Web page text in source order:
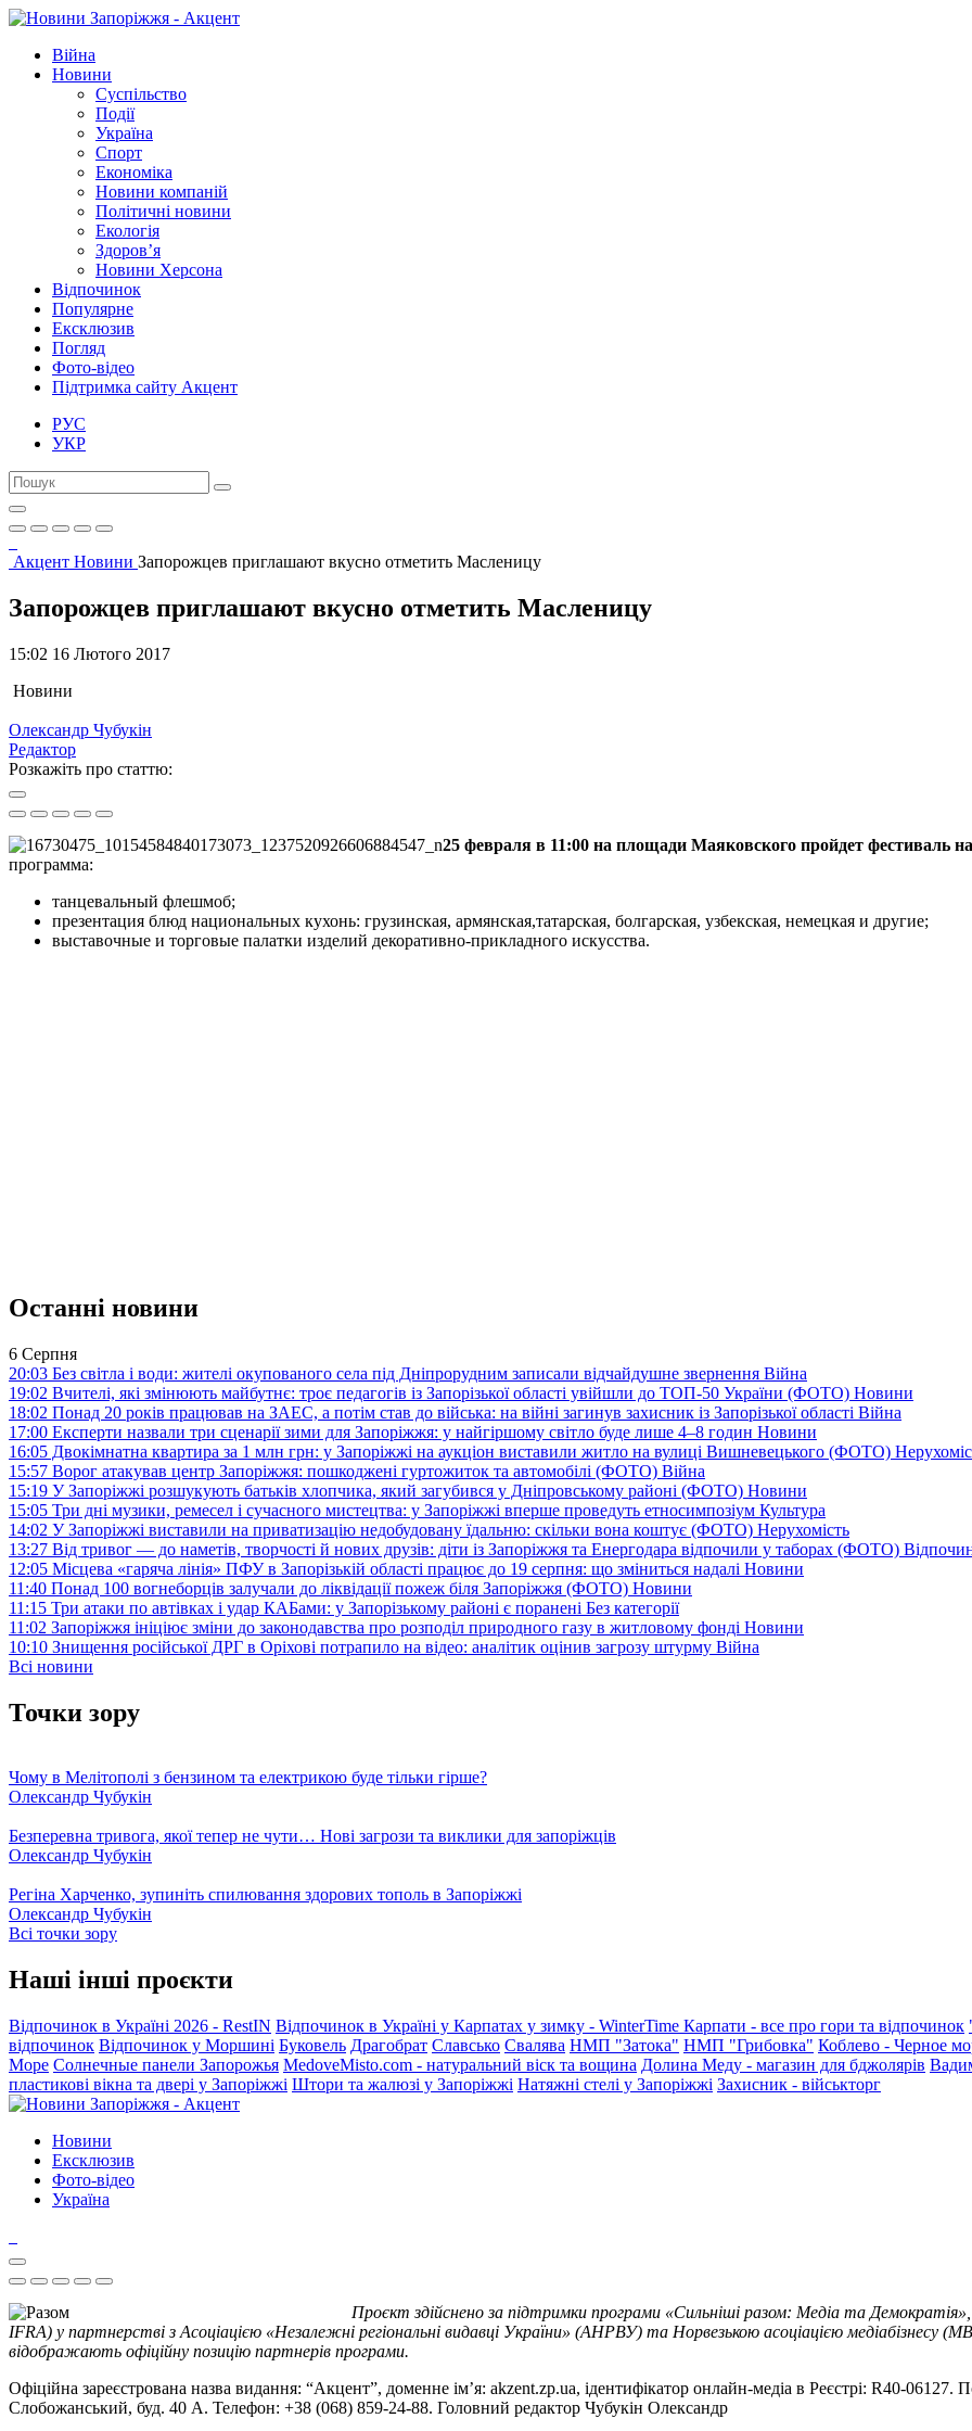
Війна
Новини
Суспільство
Події
Україна
Спорт
Економіка
Новини компаній
Політичні новини
Екологія
Здоров’я
Новини Херсона
Відпочинок
Популярне
Ексклюзив
Погляд
Фото-відео
Підтримка сайту Акцент
РУС
УКР
Акцент Новини Запорожцев приглашают вкусно отметить Масленицу
Запорожцев приглашают вкусно отметить Масленицу
15:02 16 Лютого 2017
Новини
Олександр Чубукін
Редактор
Розкажіть про статтю:
25 февраля в 11:00 на площади Маяковского пройдет фестиваль
программа:
танцевальный флешмоб;
презентация блюд национальных кухонь: грузинская, армянская,татарская, болгарская, узбекская, немецкая и другие;
выставочные и торговые палатки изделий декоративно-прикладного искусства.
Останні новини
6 Серпня
20:03 Без світла і води: жителі окупованого села під Дніпрорудним записали відчайдушне звернення Війна
19:02 Вчителі, які змінюють майбутнє: троє педагогів із Запорізької області увійшли до ТОП-50 України (ФОТО) Новини
18:02 Понад 20 років працював на ЗАЕС, а потім став до війська: на війні загинув захисник із Запорізької області Війна
17:00 Експерти назвали три сценарії зими для Запоріжжя: у найгіршому світло буде лише 4–8 годин Новини
16:05 Двокімнатна квартира за 1 млн грн: у Запоріжжі на аукціон виставили житло на вулиці Вишневецького (ФОТО)
15:57 Ворог атакував центр Запоріжжя: пошкоджені гуртожиток та автомобілі (ФОТО) Війна
15:19 У Запоріжжі розшукують батьків хлопчика, який загубився у Дніпровському районі (ФОТО) Новини
15:05 Три дні музики, ремесел і сучасного мистецтва: у Запоріжжі вперше проведуть етносимпозіум Культура
14:02 У Запоріжжі виставили на приватизацію недобудовану їдальню: скільки вона коштує (ФОТО) Нерухомість
13:27 Від тривог — до наметів, творчості й нових друзів: діти із Запоріжжя та Енергодара відпочили у таборах (ФОТО)
12:05 Місцева «гаряча лінія» ПФУ в Запорізькій області працює до 19 серпня: що зміниться надалі Новини
11:40 Понад 100 вогнеборців залучали до ліквідації пожеж біля Запоріжжя (ФОТО) Новини
11:15 Три атаки по автівках і удар КАБами: у Запорізькому районі є поранені Без категорії
11:02 Запоріжжя ініціює зміни до законодавства про розподіл природного газу в житловому фонді Новини
10:10 Знищення російської ДРГ в Оріхові потрапило на відео: аналітик оцінив загрозу штурму Війна
Всі новини
Точки зору
Чому в Мелітополі з бензином та електрикою буде тільки гірше?
Олександр Чубукін
Безперевна тривога, якої тепер не чути… Нові загрози та виклики для запоріжців
Олександр Чубукін
Регіна Харченко, зупиніть спилювання здорових тополь в Запоріжжі
Олександр Чубукін
Всі точки зору
Наші інші проєкти
Відпочинок в Україні 2026 - RestIN Відпочинок в Україні у Карпатах у зимку - WinterTime Карпати - все про гори та відпочинок
відпочинок Відпочинок у Моршині Буковель Драгобрат Славсько Свалява НМП "Затока" НМП "Грибовка" Коблево - Черное
Море Солнечные панели Запорожья MedoveMisto.com - натуральний віск та вощина Долина Меду - магазин для бджолярів
пластикові вікна та двері у Запоріжжі Штори та жалюзі у Запоріжжі Натяжні стелі у Запоріжжі Захисник - військторг
Новини
Ексклюзив
Фото-відео
Україна
Проєкт здійснено за підтримки програми «Сильніші разом: Медіа та
IFRA) у партнерстві з Асоціацією «Незалежні регіональні видавці України» (АНРВУ) та Норвезькою асоціацією медіабізнесу
відображають офіційну позицію партнерів програми.
Офіційна зареєстрована назва видання: “Акцент”, доменне ім’я: akzent.zp.ua, ідентифікатор онлайн-медіа в Реєстрі: R40-
Слобожанський, буд. 40 А. Телефон: +38 (068) 859-24-88. Головний редактор Чубукін Олександр